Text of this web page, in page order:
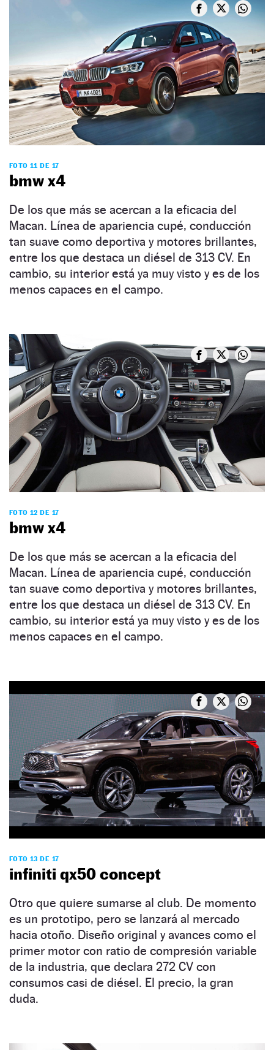
FOTO 11 DE 17
bmw x4
De los que más se acercan a la eficacia del
Macan. Línea de apariencia cupé, conducción
tan suave como deportiva y motores brillantes,
entre los que destaca un diésel de 313 CV. En
cambio, su interior está ya muy visto y es de los
menos capaces en el campo.
FOTO 12 DE 17
bmw x4
De los que más se acercan a la eficacia del
Macan. Línea de apariencia cupé, conducción
tan suave como deportiva y motores brillantes,
entre los que destaca un diésel de 313 CV. En
cambio, su interior está ya muy visto y es de los
menos capaces en el campo.
FOTO 13 DE 17
infiniti qx50 concept
Otro que quiere sumarse al club. De momento
es un prototipo, pero se lanzará al mercado
hacia otoño. Diseño original y avances como el
primer motor con ratio de compresión variable
de la industria, que declara 272 CV con
consumos casi de diésel. El precio, la gran
duda.